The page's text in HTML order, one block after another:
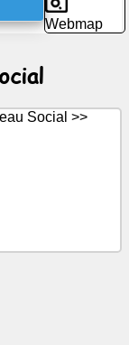
Webmap
Social >>